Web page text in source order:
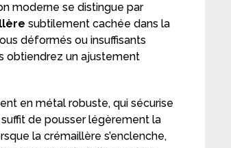
moderne se distingue par
subtilement cachée dans la
déformés ou insuffisants
obtiendrez un ajustement
en métal robuste, qui sécurise
de pousser légèrement la
la crémaillère s’enclenche,